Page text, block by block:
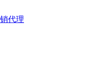
代理